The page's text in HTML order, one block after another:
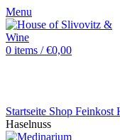
Menu
0 items / €0,00
Startseite Shop Feinkost
Haselnuss